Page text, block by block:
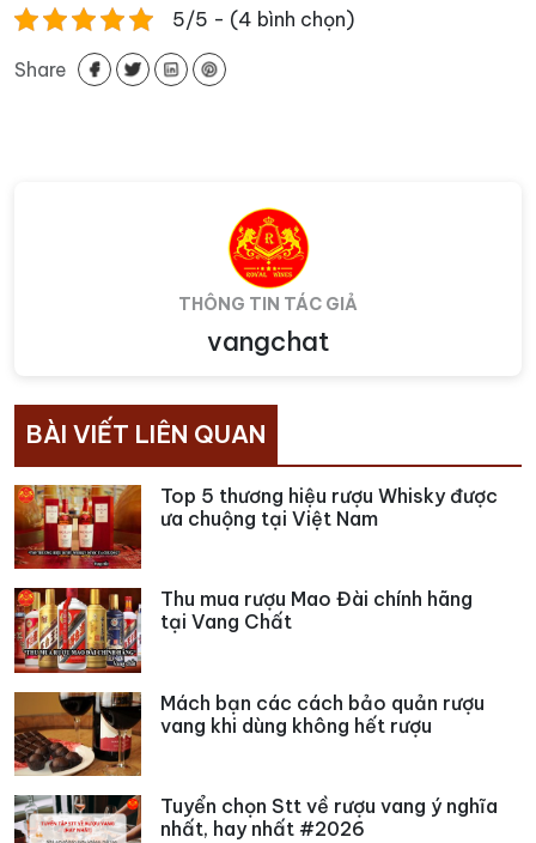
5/5 - (4 bình chọn)
Share
THÔNG TIN TÁC GIẢ
vangchat
BÀI VIẾT LIÊN QUAN
Top 5 thương hiệu rượu Whisky được
ưa chuộng tại Việt Nam
Thu mua rượu Mao Đài chính hãng
tại Vang Chất
Mách bạn các cách bảo quản rượu
vang khi dùng không hết rượu
Tuyển chọn Stt về rượu vang ý nghĩa
nhất, hay nhất #2026